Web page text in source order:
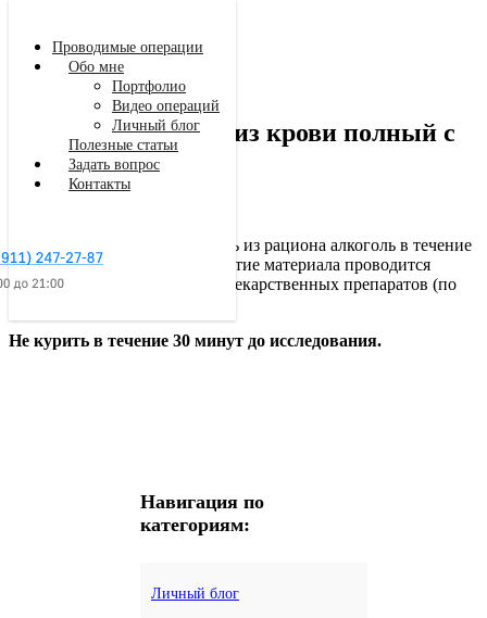
Клинический анализ крови полный с
тромбоцитами
Крайне желательно исключить из рациона алкоголь в течение
24 часов до исследования. Взятие материала проводится
натощак. Ограничить прием лекарственных препаратов (по
Не курить в течение 30 минут до исследования.
Навигация по
категориям:
Личный блог
Проводимые операции
Обо мне
Портфолио
Видео операций
Личный блог
Полезные статьи
Задать вопрос
Контакты